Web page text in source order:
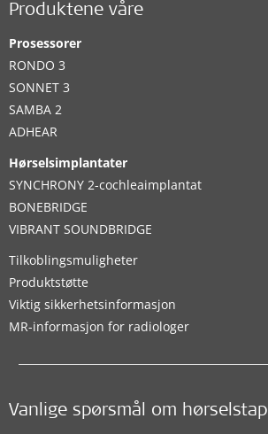
Produktene våre
Prosessorer
RONDO 3
SONNET 3
SAMBA 2
ADHEAR
Hørselsimplantater
SYNCHRONY 2-cochleaimplantat
BONEBRIDGE
VIBRANT SOUNDBRIDGE
Tilkoblingsmuligheter
Produktstøtte
Viktig sikkerhetsinformasjon
MR-informasjon for radiologer
Vanlige spørsmål om hørselstap